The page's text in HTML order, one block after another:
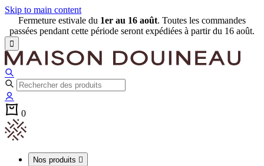
Skip to main content
Fermeture estivale du 1er au 16 août. Toutes les commandes
passées pendant cette période seront expédiées à partir du 16 août.

0
Nos produits 